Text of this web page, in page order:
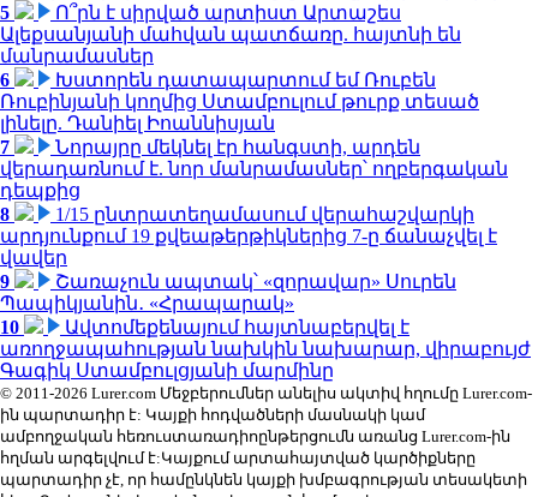
5
Ո՞րն է սիրված արտիստ Արտաշես
Ալեքսանյանի մահվան պատճառը. հայտնի են
մանրամասներ
6
Խստորեն դատապարտում եմ Ռուբեն
Ռուբինյանի կողմից Ստամբուլում թուրք տեսած
լինելը. Դանիել Իոաննիսյան
7
Նորայրը մեկնել էր հանգստի, արդեն
վերադառնում է. նոր մանրամասներ՝ ողբերգական
դեպքից
8
1/15 ընտրատեղամասում վերահաշվարկի
արդյունքում 19 քվեաթերթիկներից 7-ը ճանաչվել է
վավեր
9
Շառաչուն ապտակ՝ «զորավար» Սուրեն
Պապիկյանին․ «Հրապարակ»
10
Ավտոմեքենայում հայտնաբերվել է
առողջապահության նախկին նախարար, վիրաբույժ
Գագիկ Ստամբուլցյանի մարմինը
© 2011-2026 Lurer.com Մեջբերումներ անելիս ակտիվ հղումը Lurer.com-
ին պարտադիր է: Կայքի հոդվածների մասնակի կամ
ամբողջական հեռուստառադիոընթերցումն առանց Lurer.com-ին
հղման արգելվում է:Կայքում արտահայտված կարծիքները
պարտադիր չէ, որ համընկնեն կայքի խմբագրության տեսակետի